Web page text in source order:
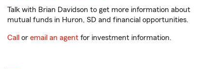
Talk with Brian Davidson to get more information about
mutual funds in Huron, SD and financial opportunities.
Call or email an agent for investment information.